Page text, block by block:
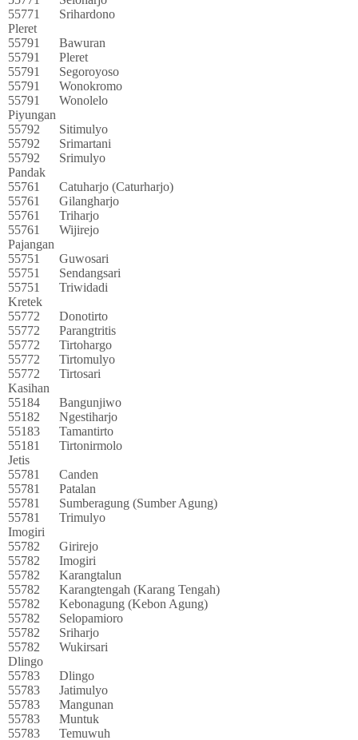
55771
Srihardono
Pleret
55791
Bawuran
55791
Pleret
55791
Segoroyoso
55791
Wonokromo
55791
Wonolelo
Piyungan
55792
Sitimulyo
55792
Srimartani
55792
Srimulyo
Pandak
55761
Catuharjo (Caturharjo)
55761
Gilangharjo
55761
Triharjo
55761
Wijirejo
Pajangan
55751
Guwosari
55751
Sendangsari
55751
Triwidadi
Kretek
55772
Donotirto
55772
Parangtritis
55772
Tirtohargo
55772
Tirtomulyo
55772
Tirtosari
Kasihan
55184
Bangunjiwo
55182
Ngestiharjo
55183
Tamantirto
55181
Tirtonirmolo
Jetis
55781
Canden
55781
Patalan
55781
Sumberagung (Sumber Agung)
55781
Trimulyo
Imogiri
55782
Girirejo
55782
Imogiri
55782
Karangtalun
55782
Karangtengah (Karang Tengah)
55782
Kebonagung (Kebon Agung)
55782
Selopamioro
55782
Sriharjo
55782
Wukirsari
Dlingo
55783
Dlingo
55783
Jatimulyo
55783
Mangunan
55783
Muntuk
55783
Temuwuh